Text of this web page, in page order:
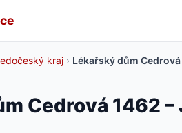
kraj › Lékařský dům
Cedrová 1462 –